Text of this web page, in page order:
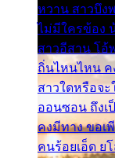
หวาน สาวบึง
ไม่มีใครข้อง
สาวอีสาน โอ้
ถิ่นไหนไหน ค
สาวใดหรือจ
ออนซอน ถึงเ
คงมีทาง ขอเ
คนร้อยเอ็ด ย